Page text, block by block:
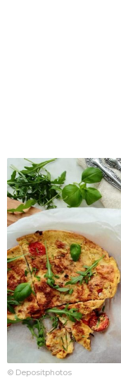
© Depositphotos